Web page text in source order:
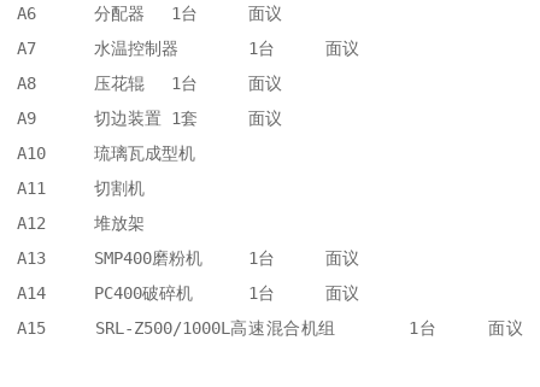
A6	分配器	1台	面议
A7	水温控制器	1台	面议
A8	压花辊	1台	面议
A9	切边装置	1套	面议
A10	琉璃瓦成型机
A11	切割机
A12	堆放架
A13	SMP400磨粉机	1台	面议
A14	PC400破碎机	1台	面议
A15	SRL-Z500/1000L高速混合机组	1台	面议